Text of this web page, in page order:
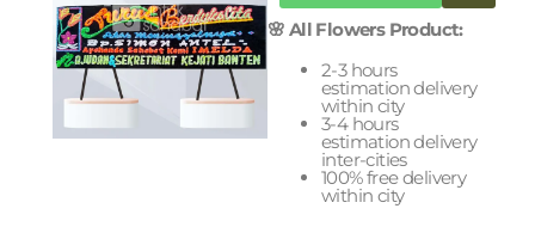
🌸 All Flowers Product:
2-3 hours
estimation delivery
within city
3-4 hours
estimation delivery
inter-cities
100% free delivery
within city